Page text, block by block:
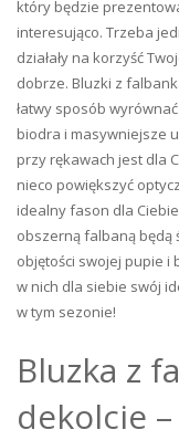
który będzie
interesująco. Trzeba
działały na korzyść
dobrze. Bluzki z
łatwy sposób
biodra i masywniejsze
przy rękawach jest dla
nieco powiększyć
idealny fason dla
obszerną falbaną będą
objętości swojej pupie i
w nich dla siebie swój
w tym sezonie!
Bluzka z
dekolcie